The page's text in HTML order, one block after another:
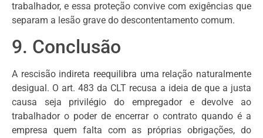
trabalhador, e essa proteção convive com exigências que
separam a lesão grave do descontentamento comum.
9. Conclusão
A rescisão indireta reequilibra uma relação naturalmente
desigual. O art. 483 da CLT recusa a ideia de que a justa
causa seja privilégio do empregador e devolve ao
trabalhador o poder de encerrar o contrato quando é a
empresa quem falta com as próprias obrigações, do